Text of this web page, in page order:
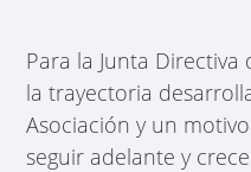
Para la Junta
la trayectoria
Asociación y un
seguir adelante y